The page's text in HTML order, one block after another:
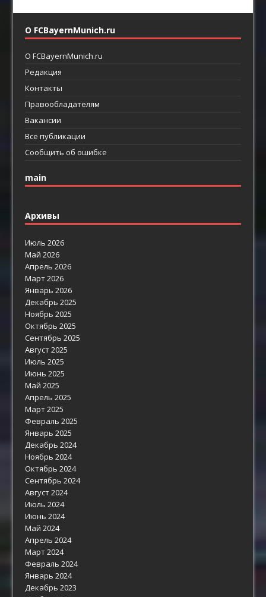
О FCBayernMunich.ru
О FCBayernMunich.ru
Редакция
Контакты
Правообладателям
Вакансии
Все публикации
Сообщить об ошибке
main
Архивы
Июль 2026
Май 2026
Апрель 2026
Март 2026
Январь 2026
Декабрь 2025
Ноябрь 2025
Октябрь 2025
Сентябрь 2025
Август 2025
Июль 2025
Июнь 2025
Май 2025
Апрель 2025
Март 2025
Февраль 2025
Январь 2025
Декабрь 2024
Ноябрь 2024
Октябрь 2024
Сентябрь 2024
Август 2024
Июль 2024
Июнь 2024
Май 2024
Апрель 2024
Март 2024
Февраль 2024
Январь 2024
Декабрь 2023